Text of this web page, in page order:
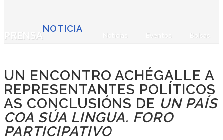
PRENSA Noticias Eventos Bolsas
NOTICIA
UN ENCONTRO ACHÉGALLE A
REPRESENTANTES POLÍTICOS
AS CONCLUSIÓNS DE UN PAÍS
COA SÚA LINGUA. FORO
PARTICIPATIVO